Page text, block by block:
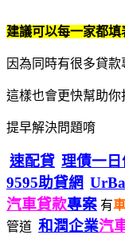
建議可以每一家都填
因為同時有很多貸
這樣也會更快幫助
提早解決問題唷
速配貸 理債一日
9595助貸網
汽車貸款專案 有
管道 和潤企業汽